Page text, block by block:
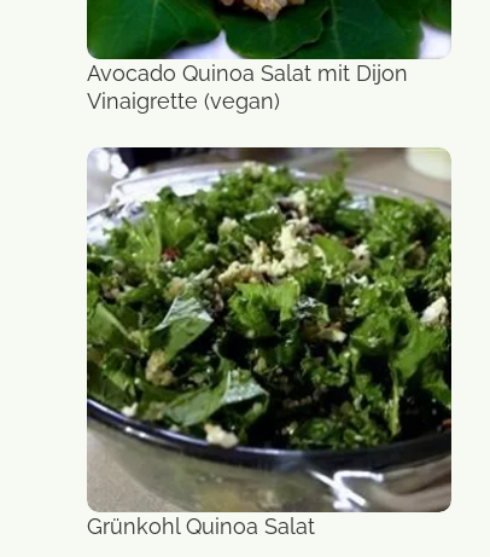
Salat
Avocado Quinoa Salat mit Dijon
Vinaigrette (vegan)
Salat
Grünkohl Quinoa Salat